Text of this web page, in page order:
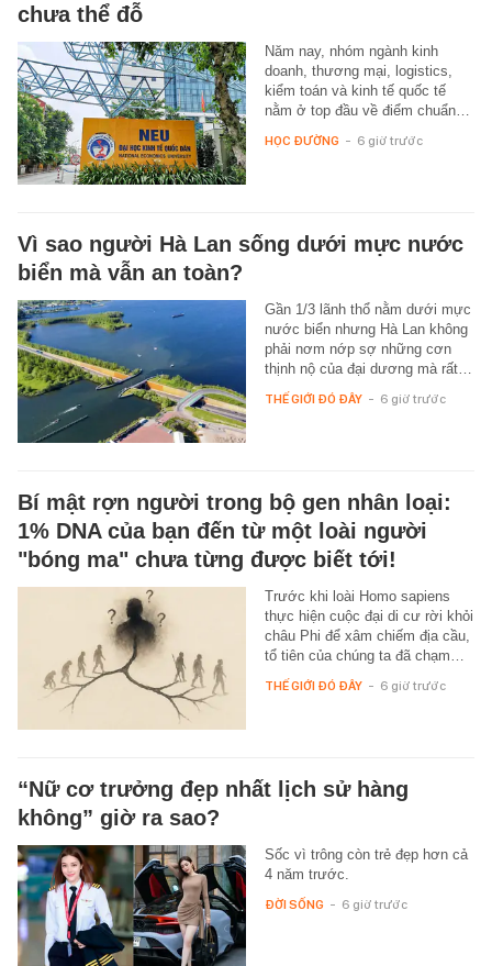
chưa thể đỗ
Năm nay, nhóm ngành kinh
doanh, thương mại, logistics,
kiểm toán và kinh tế quốc tế
nằm ở top đầu về điểm chuẩn…
HỌC ĐƯỜNG - 6 giờ trước
Vì sao người Hà Lan sống dưới mực nước
biển mà vẫn an toàn?
Gần 1/3 lãnh thổ nằm dưới mực
nước biển nhưng Hà Lan không
phải nơm nớp sợ những cơn
thịnh nộ của đại dương mà rất…
THẾ GIỚI ĐÓ ĐÂY - 6 giờ trước
Bí mật rợn người trong bộ gen nhân loại:
1% DNA của bạn đến từ một loài người
"bóng ma" chưa từng được biết tới!
Trước khi loài Homo sapiens
thực hiện cuộc đại di cư rời khỏi
châu Phi để xâm chiếm địa cầu,
tổ tiên của chúng ta đã chạm…
THẾ GIỚI ĐÓ ĐÂY - 6 giờ trước
“Nữ cơ trưởng đẹp nhất lịch sử hàng
không” giờ ra sao?
Sốc vì trông còn trẻ đẹp hơn cả
4 năm trước.
ĐỜI SỐNG - 6 giờ trước